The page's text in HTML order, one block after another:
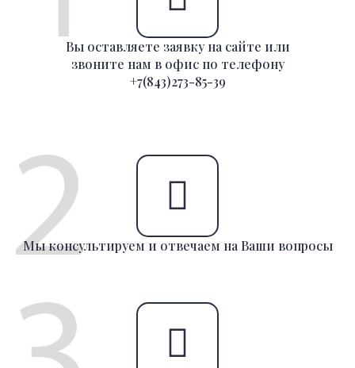
Вы оставляете заявку на сайте или
звоните нам в офис по телефону
+7(843)273-85-39
Мы консультируем и отвечаем на Ваши вопросы